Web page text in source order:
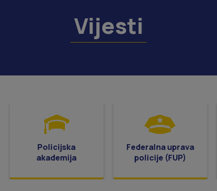
Vijesti
Policijska
akademija
Federalna uprava
policije (FUP)